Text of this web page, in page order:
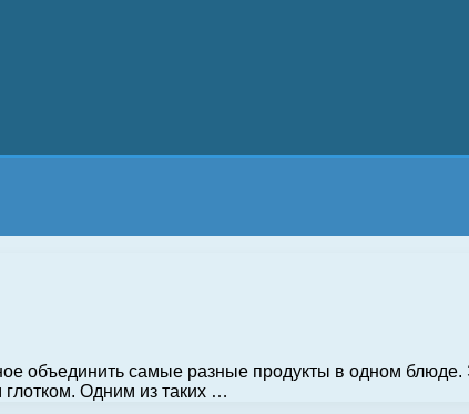
объединить самые разные продукты в одном блюде.
Одним из таких …